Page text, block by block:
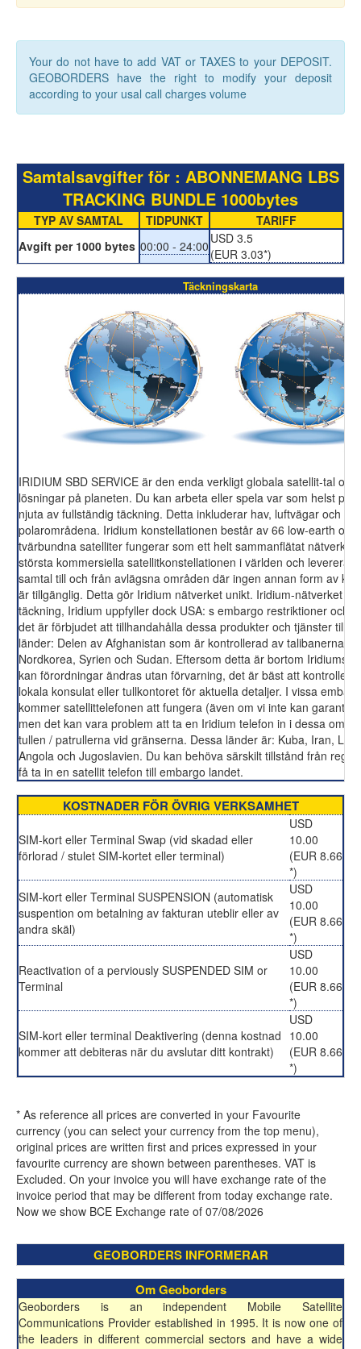
Your do not have to add VAT or TAXES to your DEPOSIT.
GEOBORDERS have the right to modify your deposit
according to your usal call charges volume
Samtalsavgifter för : ABONNEMANG LBS
TRACKING BUNDLE 1000bytes
TYP AV SAMTAL TIDPUNKT
TARIFF
Avgift per 1000 bytes 00:00 - 24:00 USD 3.5
(EUR 3.03*)
Täckningskarta
IRIDIUM SBD SERVICE är den enda verkligt globala satellit-tal och
lösningar på planeten. Du kan arbeta eller spela var som helst på
njuta av fullständig täckning. Detta inkluderar hav, luftvägar och
polarområdena. Iridium konstellationen består av 66 low-earth
tvärbundna satelliter fungerar som ett helt sammanflätat nätverk.
största kommersiella satellitkonstellationen i världen och levererar
samtal till och från avlägsna områden där ingen annan form av
är tillgänglig. Detta gör Iridium nätverket unikt. Iridium-nätverket
täckning, Iridium uppfyller dock USA: s embargo restriktioner och
det är förbjudet att tillhandahålla dessa produkter och tjänster till
länder: Delen av Afghanistan som är kontrollerad av talibanerna,
Nordkorea, Syrien och Sudan. Eftersom detta är bortom Iridiums
kan förordningar ändras utan förvarning, det är bäst att kontrollera
lokala konsulat eller tullkontoret för aktuella detaljer. I vissa
kommer satellittelefonen att fungera (även om vi inte kan
men det kan vara problem att ta en Iridium telefon in i dessa
tullen / patrullerna vid gränserna. Dessa länder är: Kuba, Iran,
Angola och Jugoslavien. Du kan behöva särskilt tillstånd från
få ta in en satellit telefon till embargo landet.
KOSTNADER FÖR ÖVRIG VERKSAMHET
SIM-kort eller Terminal Swap (vid skadad eller
förlorad / stulet SIM-kortet eller terminal)
USD
10.00
(EUR 8.66
*)
SIM-kort eller Terminal SUSPENSION (automatisk
suspention om betalning av fakturan uteblir eller av
andra skäl)
USD
10.00
(EUR 8.66
*)
Reactivation of a perviously SUSPENDED SIM or
Terminal
USD
10.00
(EUR 8.66
*)
SIM-kort eller terminal Deaktivering (denna kostnad
kommer att debiteras när du avslutar ditt kontrakt)
USD
10.00
(EUR 8.66
*)
* As reference all prices are converted in your Favourite
currency (you can select your currency from the top menu),
original prices are written first and prices expressed in your
favourite currency are shown between parentheses. VAT is
Excluded. On your invoice you will have exchange rate of the
invoice period that may be different from today exchange rate.
Now we show BCE Exchange rate of 07/08/2026
GEOBORDERS INFORMERAR
Om Geoborders
Geoborders is an independent Mobile Satellite
Communications Provider established in 1995. It is now one of
the leaders in different commercial sectors and have a wide